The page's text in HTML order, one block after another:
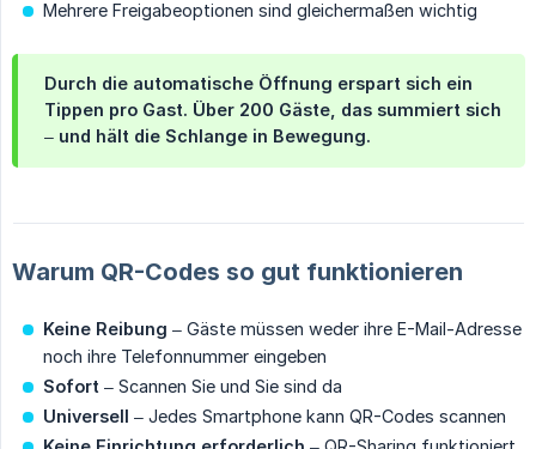
Mehrere Freigabeoptionen sind gleichermaßen wichtig
Durch die automatische Öffnung erspart sich ein
Tippen pro Gast. Über 200 Gäste, das summiert sich
– und hält die Schlange in Bewegung.
Warum QR-Codes so gut funktionieren
Keine Reibung – Gäste müssen weder ihre E-Mail-Adresse
noch ihre Telefonnummer eingeben
Sofort – Scannen Sie und Sie sind da
Universell – Jedes Smartphone kann QR-Codes scannen